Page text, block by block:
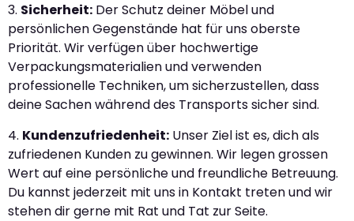
3. Sicherheit: Der Schutz deiner Möbel und
persönlichen Gegenstände hat für uns oberste
Priorität. Wir verfügen über hochwertige
Verpackungsmaterialien und verwenden
professionelle Techniken, um sicherzustellen, dass
deine Sachen während des Transports sicher sind.
4. Kundenzufriedenheit: Unser Ziel ist es, dich als
zufriedenen Kunden zu gewinnen. Wir legen grossen
Wert auf eine persönliche und freundliche Betreuung.
Du kannst jederzeit mit uns in Kontakt treten und wir
stehen dir gerne mit Rat und Tat zur Seite.